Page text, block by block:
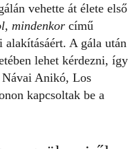
vehette át élete első
mindenkor című
A gála után
lehet kérdezni, így
Anikó, Los
kapcsoltak be a